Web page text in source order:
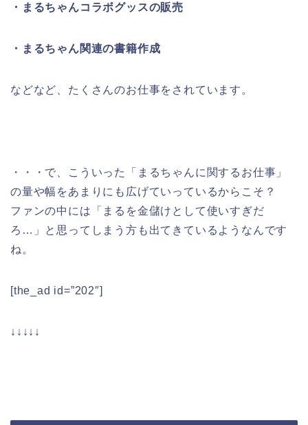
・まるちゃんコラボグッスの販売
・まるちゃん関連の書籍作成
などなど、たくさんのお仕事をされています。
・・・で、こういった「まるちゃんに関するお仕事」
の量や幅をあまりにも広げていっているからこそ？
ファンの中には「まるを金儲けとして使いすぎだ
ろ…」と思ってしまう方も出てきているようなんです
ね。
[the_ad id=”202″]
↓↓↓↓↓